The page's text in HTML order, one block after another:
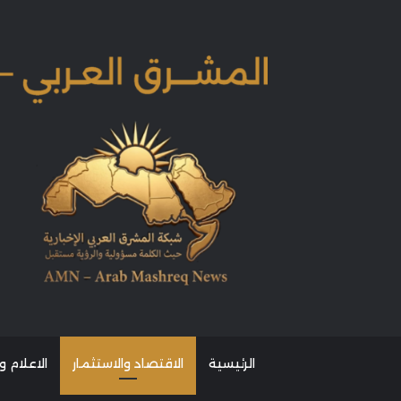
الرئيسية الاقتصاد والاستثمار الاعلام